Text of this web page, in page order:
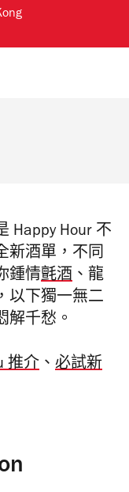
Happy Hour 不
新酒單，不同
鍾情氈酒 、 龍
，以下獨一無二
解千愁。
推介 、 必試新